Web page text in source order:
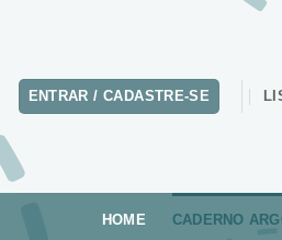
ENTRAR / CADASTRE-SE
HOME CADERNO